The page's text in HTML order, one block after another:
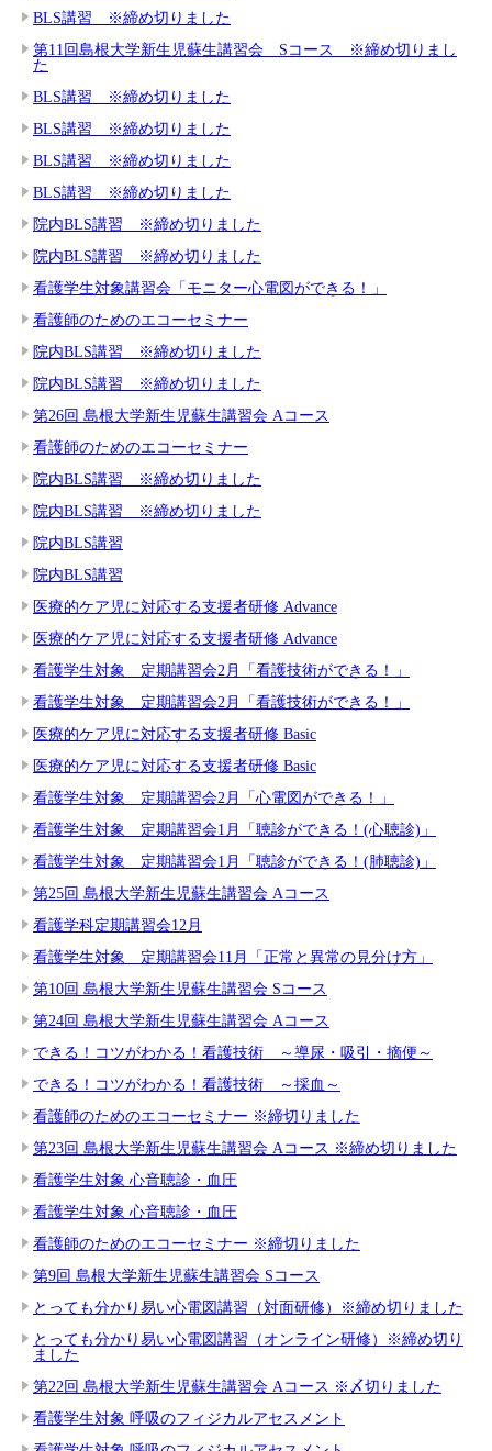
BLS講習 ※締め切りました
第11回島根大学新生児蘇生講習会 Sコース ※締め切りまし
た
BLS講習 ※締め切りました
BLS講習 ※締め切りました
BLS講習 ※締め切りました
BLS講習 ※締め切りました
院内BLS講習 ※締め切りました
院内BLS講習 ※締め切りました
看護学生対象講習会「モニター心電図ができる！」
看護師のためのエコーセミナー
院内BLS講習 ※締め切りました
院内BLS講習 ※締め切りました
第26回 島根大学新生児蘇生講習会 Aコース
看護師のためのエコーセミナー
院内BLS講習 ※締め切りました
院内BLS講習 ※締め切りました
院内BLS講習
院内BLS講習
医療的ケア児に対応する支援者研修 Advance
医療的ケア児に対応する支援者研修 Advance
看護学生対象 定期講習会2月「看護技術ができる！」
看護学生対象 定期講習会2月「看護技術ができる！」
医療的ケア児に対応する支援者研修 Basic
医療的ケア児に対応する支援者研修 Basic
看護学生対象 定期講習会2月「心電図ができる！」
看護学生対象 定期講習会1月「聴診ができる！(心聴診)」
看護学生対象 定期講習会1月「聴診ができる！(肺聴診)」
第25回 島根大学新生児蘇生講習会 Aコース
看護学科定期講習会12月
看護学生対象 定期講習会11月「正常と異常の見分け方」
第10回 島根大学新生児蘇生講習会 Sコース
第24回 島根大学新生児蘇生講習会 Aコース
できる！コツがわかる！看護技術 ～導尿・吸引・摘便～
できる！コツがわかる！看護技術 ～採血～
看護師のためのエコーセミナー ※締切りました
第23回 島根大学新生児蘇生講習会 Aコース ※締め切りました
看護学生対象 心音聴診・血圧
看護学生対象 心音聴診・血圧
看護師のためのエコーセミナー ※締切りました
第9回 島根大学新生児蘇生講習会 Sコース
とっても分かり易い心電図講習（対面研修）※締め切りました
とっても分かり易い心電図講習（オンライン研修）※締め切り
ました
第22回 島根大学新生児蘇生講習会 Aコース ※〆切りました
看護学生対象 呼吸のフィジカルアセスメント